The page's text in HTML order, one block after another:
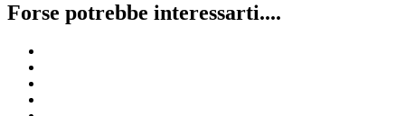
Forse potrebbe interessarti....